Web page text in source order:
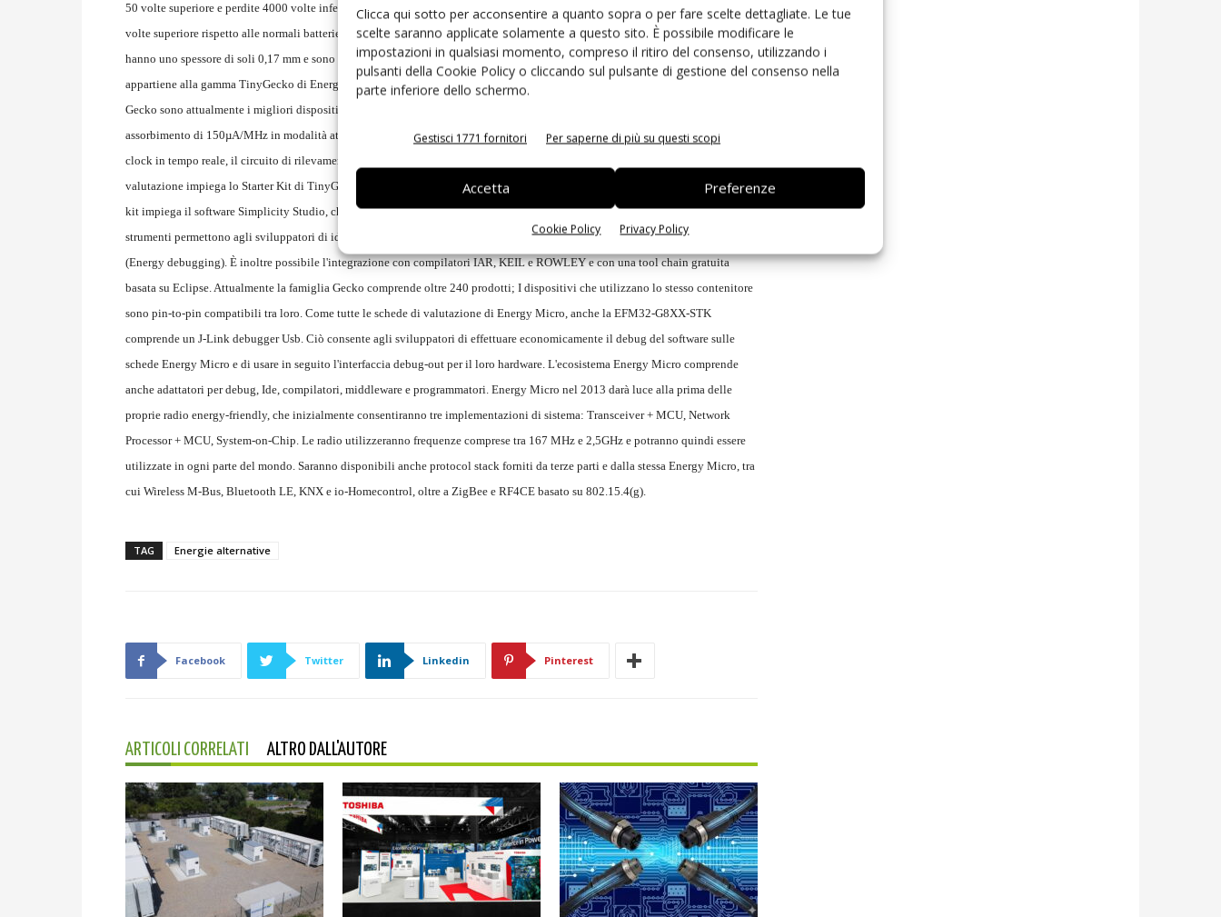
Clicca qui sotto per acconsentire a quanto sopra o per fare scelte dettagliate. Le tue
scelte saranno applicate solamente a questo sito. È possibile modificare le
impostazioni in qualsiasi momento, compreso il ritiro del consenso, utilizzando i
pulsanti della Cookie Policy o cliccando sul pulsante di gestione del consenso nella
parte inferiore dello schermo.
Gestisci 1771 fornitori Per saperne di più su questi scopi
Accetta Preferenze
Cookie Policy Privacy Policy
50 volte superiore e perdite 4000 volte inferiori rispetto ai supercondensatori; inoltre sopporta un numero di cicli di ricarica 100
volte superiore rispetto alle normali batterie ricaricabili. Le Mec (Micro Energy Cell)inoltre, sono estremamente compatte,
hanno uno spessore di soli 0,17 mm e sono flessibili. La Mcu utilizzata nella piattaforma di valutazione per energy harvesting
appartiene alla gamma TinyGecko di Energy Micro. Basati su un core Arm Cortex-M3 altamente efficiente, i microcontrollori
Gecko sono attualmente i migliori dispositivi disponibili sul mercato dal punto di vista del consumo energetico. Offrono un
assorbimento di 150µA/MHz in modalità attiva e di 900nA in modalità “deep sleep” (EM2), nella quale rimangono attivi il
clock in tempo reale, il circuito di rilevamento del brownout, il reset power-on, la Ram e la Cpu retention. La piattaforma di
valutazione impiega lo Starter Kit di TinyGecko (EFM32-G8XX-STK), che comprende un microcontrollore EFM32TG840F32. Il
kit impiega il software Simplicity Studio, che consente tra l'altro un link diretto agli “Energy aware tool” integrati. Questi
strumenti permettono agli sviluppatori di identificare ed eliminare ogni punto debole di natura energetica nel loro software
(Energy debugging). È inoltre possibile l'integrazione con compilatori IAR, KEIL e ROWLEY e con una tool chain gratuita
basata su Eclipse. Attualmente la famiglia Gecko comprende oltre 240 prodotti; I dispositivi che utilizzano lo stesso contenitore
sono pin-to-pin compatibili tra loro. Come tutte le schede di valutazione di Energy Micro, anche la EFM32-G8XX-STK
comprende un J-Link debugger Usb. Ciò consente agli sviluppatori di effettuare economicamente il debug del software sulle
schede Energy Micro e di usare in seguito l'interfaccia debug-out per il loro hardware. L'ecosistema Energy Micro comprende
anche adattatori per debug, Ide, compilatori, middleware e programmatori. Energy Micro nel 2013 darà luce alla prima delle
proprie radio energy-friendly, che inizialmente consentiranno tre implementazioni di sistema: Transceiver + MCU, Network
Processor + MCU, System-on-Chip. Le radio utilizzeranno frequenze comprese tra 167 MHz e 2,5GHz e potranno quindi essere
utilizzate in ogni parte del mondo. Saranno disponibili anche protocol stack forniti da terze parti e dalla stessa Energy Micro, tra
cui Wireless M-Bus, Bluetooth LE, KNX e io-Homecontrol, oltre a ZigBee e RF4CE basato su 802.15.4(g).
TAG Energie alternative
Facebook Twitter Linkedin Pinterest
ARTICOLI CORRELATI ALTRO DALL'AUTORE